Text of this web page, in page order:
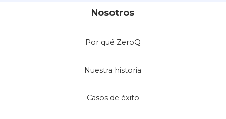
Nosotros
Por qué ZeroQ
Nuestra historia
Casos de éxito